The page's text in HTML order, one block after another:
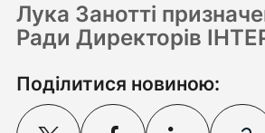
Лука Занотті
Ради Директорів
Поділитися новиною: